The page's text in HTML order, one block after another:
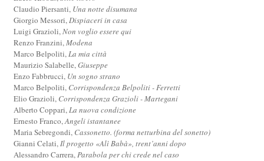
Claudio Piersanti, Una notte disumana
Giorgio Messori,Dispiaceri in casa
Luigi Grazioli,Non voglio essere qui
Renzo Franzini,Modena
Marco Belpoliti,La mia città
Maurizio Salabelle,Giuseppe
Enzo Fabbrucci, Un sogno strano
Marco Belpoliti, Corrispondenza Belpoliti - Ferretti
Elio Grazioli, Corrispondenza Grazioli - Martegani
Alberto Coppari,La nuova condizione
Ernesto Franco,Angeli istantanee
Maria Sebregondi, Cassonetto. (forma netturbina del sonetto)
Gianni Celati,Il progetto «Alì Babà», trent’anni dopo
Alessandro Carrera,Parabola per chi crede nel caso